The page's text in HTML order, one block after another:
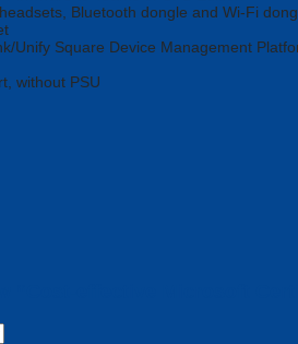
Bluetooth dongle and Wi-Fi
Unify Square Device Management
without PSU